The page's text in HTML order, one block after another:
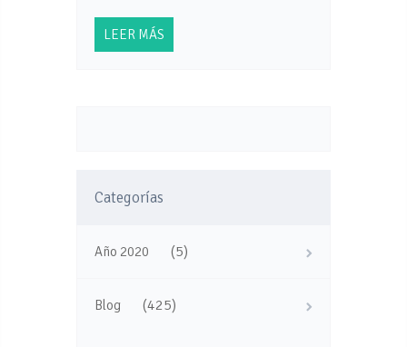
LEER MÁS
Categorías
Año 2020 (5)
Blog (425)